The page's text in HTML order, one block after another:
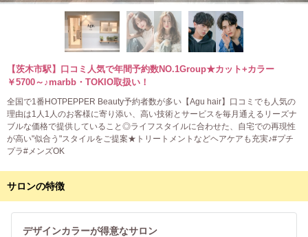
【茨木市駅】口コミ人気で年間予約数NO.1Group★カット+カラー
￥5700～♪marbb・TOKIO取扱い！
全国で1番HOTPEPPER Beauty予約者数が多い【Agu hair】口コミでも人気の
理由は1人1人のお客様に寄り添い、高い技術とサービスを毎月通えるリーズナ
ブルな価格で提供していること◎ライフスタイルに合わせた、自宅での再現性
が高い"似合う"スタイルをご提案★トリートメントなどヘアケアも充実♪#プチ
プラ#メンズOK
サロンの特徴
デザインカラーが得意なサロン